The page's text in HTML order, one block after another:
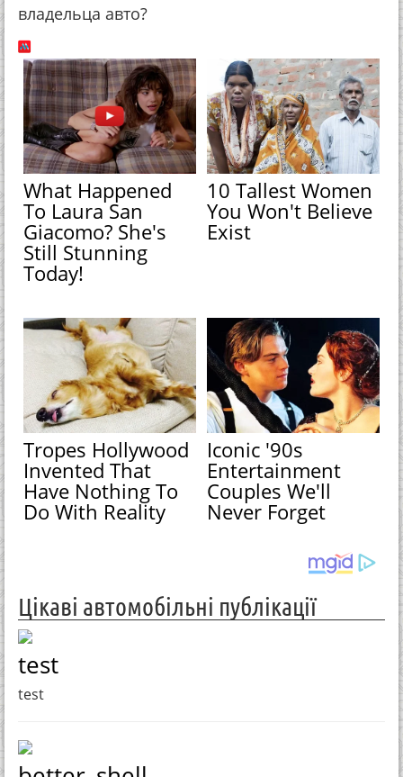
владельца авто?
What Happened
To Laura San
Giacomo? She's
Still Stunning
Today!
10 Tallest Women
You Won't Believe
Exist
Tropes Hollywood
Invented That
Have Nothing To
Do With Reality
Iconic '90s
Entertainment
Couples We'll
Never Forget
Цікаві автомобільні публікації
test
test